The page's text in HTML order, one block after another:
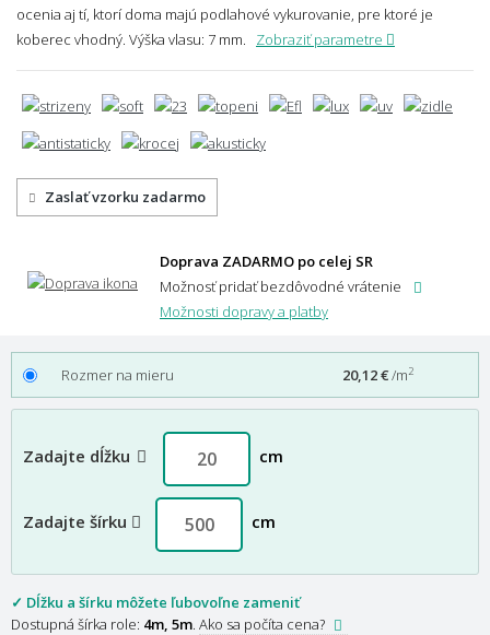
ocenia aj tí, ktorí doma majú podlahové vykurovanie, pre ktoré je
koberec vhodný. Výška vlasu: 7 mm. Zobraziť parametre
Zaslať vzorku zadarmo
Doprava ZADARMO po celej SR
Možnosť pridať bezdôvodné vrátenie
Možnosti dopravy a platby
Rozmer na mieru 20,12 €/m2
Zadajte dĺžku cm
Zadajte šírku cm
✓ Dĺžku a šírku môžete ľubovoľne zameniť
Dostupná šírka role: 4m, 5m Ako sa počíta cena?